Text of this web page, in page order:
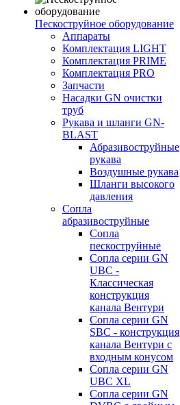
Пескоструйное оборудование
Аппараты
Комплектация LIGHT
Комплектация PRIME
Комплектация PRO
Запчасти
Насадки GN очистки
труб
Рукава и шланги GN-
BLAST
Абразивоструйные
рукава
Воздушные рукава
Шланги высокого
давления
Сопла
абразивоструйные
Сопла
пескоструйные
Сопла серии GN
UBC -
Классическая
конструкция
канала Вентури
Сопла серии GN
SBC - конструкция
канала Вентури c
входным конусом
Сопла серии GN
UBC XL
Сопла серии GN